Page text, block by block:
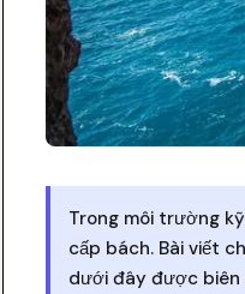
Trong môi trường
cấp bách. Bài viết
dưới đây được biên